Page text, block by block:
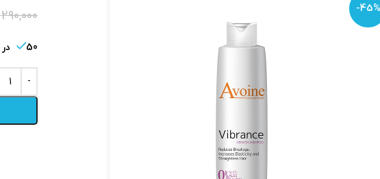
-45%
290,000
50 در انبار